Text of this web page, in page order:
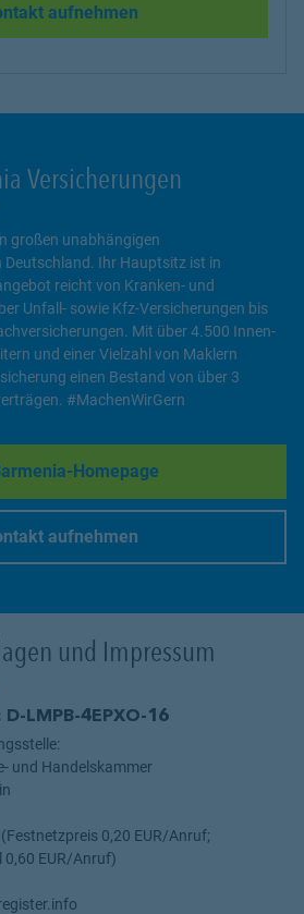
aufnehmen
Versicherungen
großen unabhängigen
Ihr Hauptsitz ist in
reicht von Kranken- und
Unfall- sowie Kfz-Versicherungen bis
Mit über 4.500 Innen-
und einer Vielzahl von Maklern
einen Bestand von über 3
#MachenWirGern
Homepage
Link Opens in New Tab
aufnehmen
und Impressum
LMPB-4EPXO-16
und Handelskammer
0,20 EUR/Anruf;
EUR/Anruf)